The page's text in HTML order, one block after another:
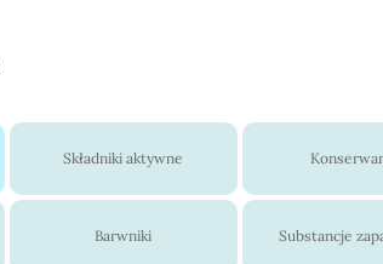
Składniki aktywne
Barwniki Substancje